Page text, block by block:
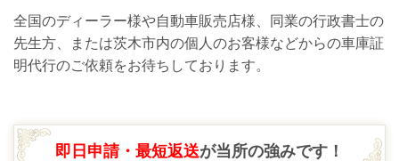
全国のディーラー様や自動車販売店様、同業の行政書士の
先生方、または茨木市内の個人のお客様などからの車庫証
明代行のご依頼をお待ちしております。
即日申請・最短返送が当所の強みです！